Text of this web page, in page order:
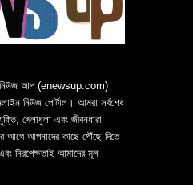
আপ (enewsup.com)
নিউজ পোর্টাল। আমরা সর্বশেষ
খেলাধুলা এবং জীবনধারা
আগে আপনাদের কাছে পৌঁছে দিতে
নিরপেক্ষতাই আমাদের মূল